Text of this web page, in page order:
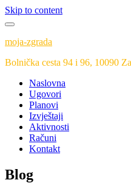
Skip to content
moja-zgrada
Bolnička cesta 94 i 96, 10090
Naslovna
Ugovori
Planovi
Izvještaji
Aktivnosti
Računi
Kontakt
Blog